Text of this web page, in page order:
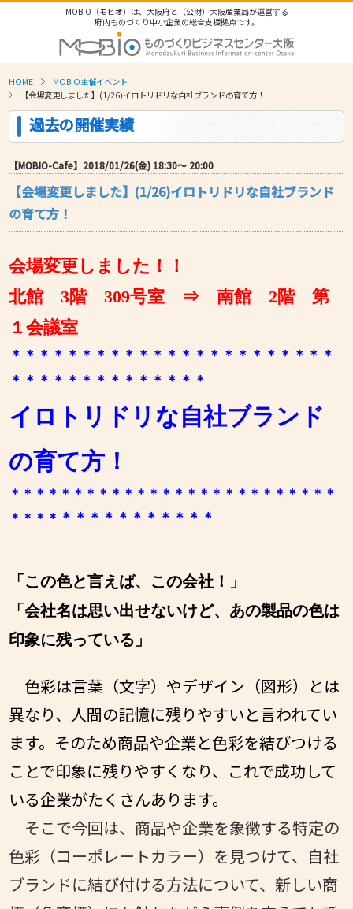
MOBIO（モビオ）は、大阪府と（公財）大阪産業局が運営する
府内ものづくり中小企業の総合支援拠点です。
HOME
MOBIO主催イベント
【会場変更しました】(1/26)イロトリドリな自社ブランドの育て方！
過去の開催実績
【MOBIO-Cafe】2018/01/26(金) 18:30〜 20:00
【会場変更しました】(1/26)イロトリドリな自社ブランド
の育て方！
会場変更しました！！
北館 3階 309号室 ⇒ 南館 2階 第
１会議室
＊＊＊＊＊＊＊＊＊＊＊＊＊＊＊＊＊＊＊＊＊＊＊
＊＊＊ ＊＊＊＊ ＊＊＊＊ ＊＊＊
イロトリドリな自社ブランド
の育て方！
＊＊＊＊＊＊＊＊＊＊＊＊＊＊＊＊＊＊＊＊＊＊＊＊＊＊
＊＊＊＊ ＊＊＊＊ ＊＊＊＊ ＊＊＊
「この色と言えば、この会社！」
「会社名は思い出せないけど、あの製品の色は
印象に残っている」
色彩は言葉（文字）やデザイン（図形）とは
異なり、人間の記憶に残りやすいと言われてい
ます。そのため商品や企業と色彩を結びつける
ことで印象に残りやすくなり、これで成功して
いる企業がたくさんあります。
そこで今回は、商品や企業を象徴する特定の
色彩（コーポレートカラー）を見つけて、自社
ブランドに結び付ける方法について、新しい商